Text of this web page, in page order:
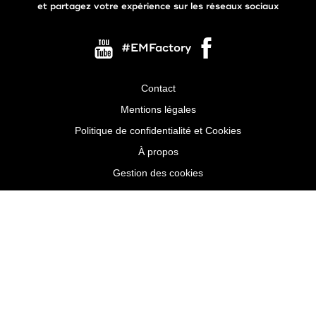
et partagez votre expérience sur les réseaux sociaux
#EMFactory
Contact
Mentions légales
Politique de confidentialité et Cookies
À propos
Gestion des cookies